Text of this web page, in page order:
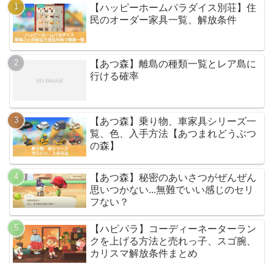
【ハッピーホームパラダイス別荘】住
民のオーダー家具一覧、解放条件
【あつ森】離島の種類一覧とレア島に
行ける確率
【あつ森】乗り物、車家具シリーズ一
覧、色、入手方法【あつまれどうぶつ
の森】
【あつ森】秘密のあいさつがぜんぜん
思いつかない...無難でいい感じのセリ
フない？
【ハピパラ】コーディーネーターラン
クを上げる方法と売れっ子、スゴ腕、
カリスマ解放条件まとめ